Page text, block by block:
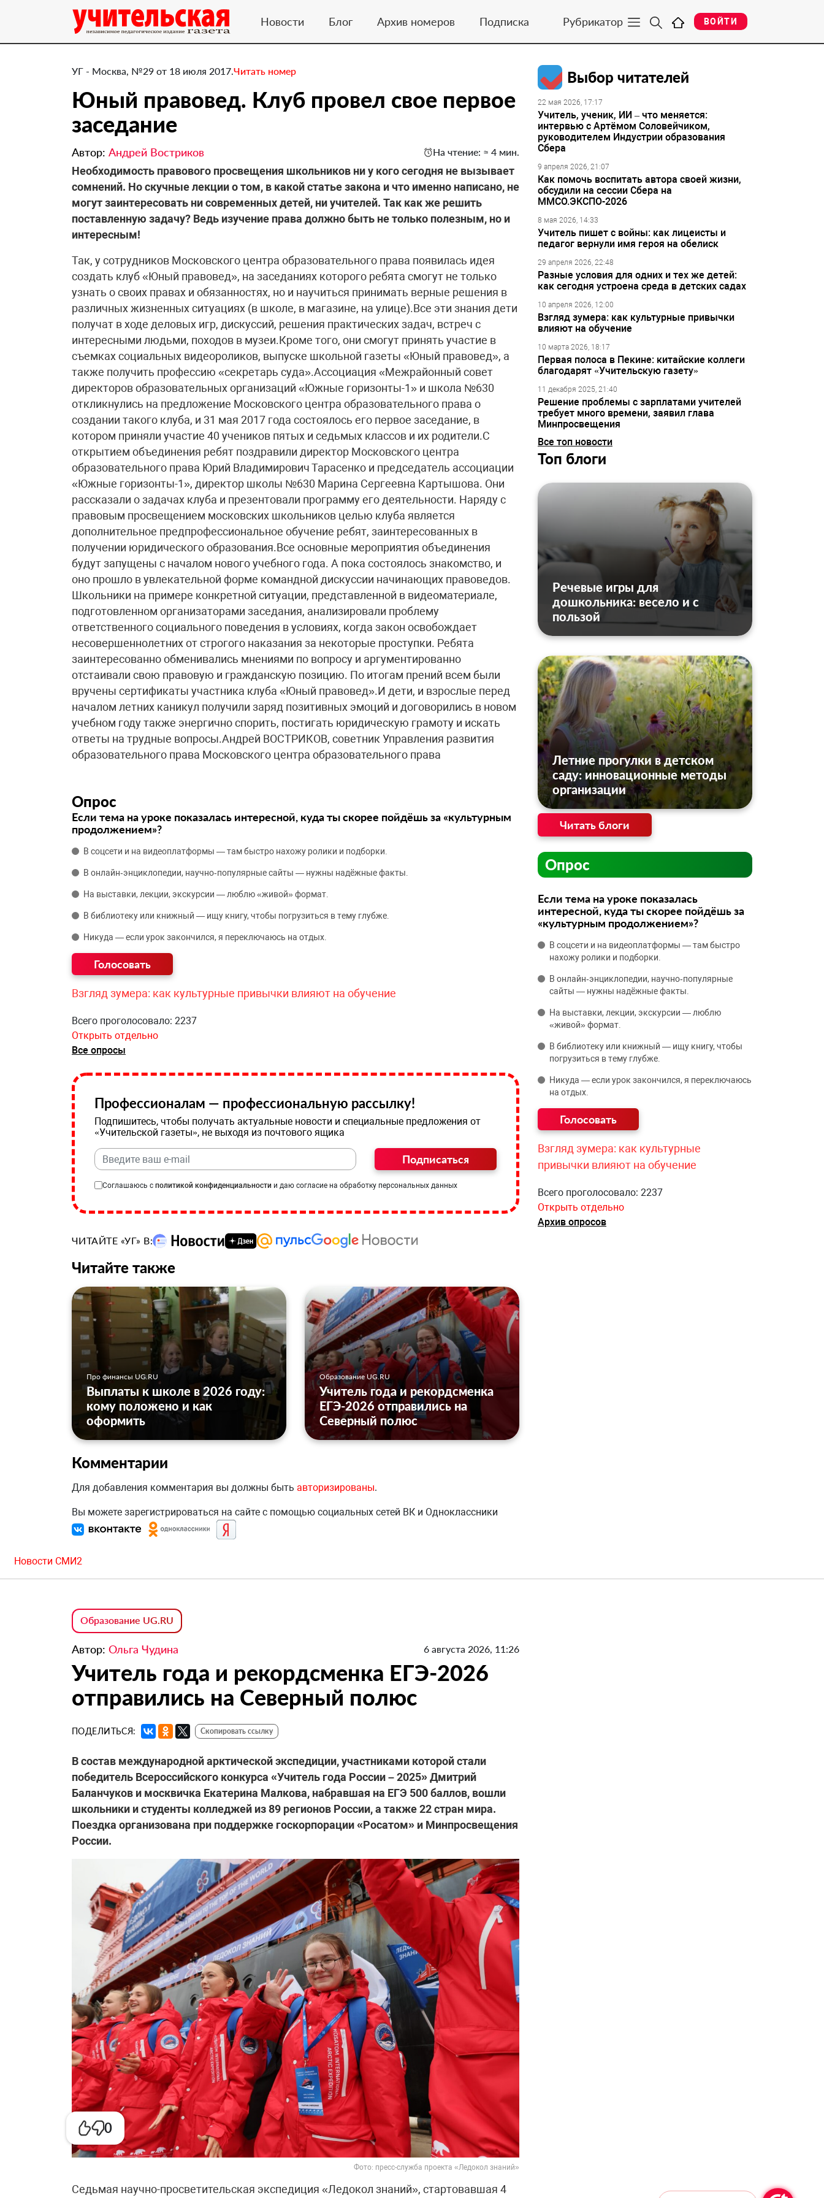
Новости Блог Архив номеров Подписка Рубрикатор ВОЙТИ
0
УГ - Москва, №29 от 18 июля 2017.Читать номер
Юный правовед. Клуб провел свое первое
заседание
Автор: Андрей Востриков На чтение: ≈ 4 мин.
​Необходимость правового просвещения школьников ни у кого сегодня не вызывает
сомнений. Но скучные лекции о том, в какой статье закона и что именно написано, не
могут заинтересовать ни современных детей, ни учителей. Так как же решить
поставленную задачу? Ведь изучение права должно быть не только полезным, но и
интересным!
Так, у сотрудников Московского центра образовательного права появилась идея
создать клуб «Юный правовед», на заседаниях которого ребята смогут не только
узнать о своих правах и обязанностях, но и научиться принимать верные решения в
различных жизненных ситуациях (в школе, в магазине, на улице).Все эти знания дети
получат в ходе деловых игр, дискуссий, решения практических задач, встреч с
интересными людьми, походов в музеи.Кроме того, они смогут принять участие в
съемках социальных видеороликов, выпуске школьной газеты «Юный правовед», а
также получить профессию «секретарь суда».Ассоциация «Межрайонный совет
директоров образовательных организаций «Южные горизонты-1» и школа №630
откликнулись на предложение Московского центра образовательного права о
создании такого клуба, и 31 мая 2017 года состоялось его первое заседание, в
котором приняли участие 40 учеников пятых и седьмых классов и их родители.С
открытием объединения ребят поздравили директор Московского центра
образовательного права Юрий Владимирович Тарасенко и председатель ассоциации
«Южные горизонты-1», директор школы №630 Марина Сергеевна Картышова. Они
рассказали о задачах клуба и презентовали программу его деятельности. Наряду с
правовым просвещением московских школьников целью клуба является
дополнительное предпрофессиональное обучение ребят, заинтересованных в
получении юридического образования.Все основные мероприятия объединения
будут запущены с началом нового учебного года. А пока состоялось знакомство, и
оно прошло в увлекательной форме командной дискуссии начинающих правоведов.
Школьники на примере конкретной ситуации, представленной в видеоматериале,
подготовленном организаторами заседания, анализировали проблему
ответственного социального поведения в условиях, когда закон освобождает
несовершеннолетних от строгого наказания за некоторые проступки. Ребята
заинтересованно обменивались мнениями по вопросу и аргументированно
отстаивали свою правовую и гражданскую позицию. По итогам прений всем были
вручены сертификаты участника клуба «Юный правовед».И дети, и взрослые перед
началом летних каникул получили заряд позитивных эмоций и договорились в новом
учебном году также энергично спорить, постигать юридическую грамоту и искать
ответы на трудные вопросы.Андрей ВОСТРИКОВ, советник Управления развития
образовательного права Московского центра образовательного права
Опрос
Если тема на уроке показалась интересной, куда ты скорее пойдёшь за «культурным
продолжением»?
В соцсети и на видеоплатформы — там быстро нахожу ролики и подборки.
В онлайн‑энциклопедии, научно‑популярные сайты — нужны надёжные факты.
На выставки, лекции, экскурсии — люблю «живой» формат.
В библиотеку или книжный — ищу книгу, чтобы погрузиться в тему глубже.
Никуда — если урок закончился, я переключаюсь на отдых.
Взгляд зумера: как культурные привычки влияют на обучение
Всего проголосовало: 2237
Открыть отдельно
Все опросы
Профессионалам — профессиональную рассылку!
Подпишитесь, чтобы получать актуальные новости и специальные предложения от
«Учительской газеты», не выходя из почтового ящика
Подписаться
Соглашаюсь с политикой конфиденциальности и даю согласие на обработку персональных данных
ЧИТАЙТЕ «УГ» В:
Читайте также
Про финансы UG.RU
Выплаты к школе в 2026 году:
кому положено и как
оформить
Образование UG.RU
Учитель года и рекордсменка
ЕГЭ-2026 отправились на
Северный полюс
Комментарии
Для добавления комментария вы должны быть авторизированы.
Вы можете зарегистрироваться на сайте с помощью социальных сетей ВК и Одноклассники
Выбор читателей
22 мая 2026, 17:17
Учитель, ученик, ИИ – что меняется:
интервью с Артёмом Соловейчиком,
руководителем Индустрии образования
Сбера
9 апреля 2026, 21:07
Как помочь воспитать автора своей жизни,
обсудили на сессии Сбера на
ММСО.ЭКСПО-2026
8 мая 2026, 14:33
Учитель пишет с войны: как лицеисты и
педагог вернули имя героя на обелиск
29 апреля 2026, 22:48
Разные условия для одних и тех же детей:
как сегодня устроена среда в детских садах
10 апреля 2026, 12:00
Взгляд зумера: как культурные привычки
влияют на обучение
10 марта 2026, 18:17
Первая полоса в Пекине: китайские коллеги
благодарят «Учительскую газету»
11 декабря 2025, 21:40
Решение проблемы с зарплатами учителей
требует много времени, заявил глава
Минпросвещения
Все топ новости
Топ блоги
Речевые игры для
дошкольника: весело и с
пользой
Летние прогулки в детском
саду: инновационные методы
организации
Читать блоги
Опрос
Если тема на уроке показалась
интересной, куда ты скорее пойдёшь за
«культурным продолжением»?
В соцсети и на видеоплатформы — там быстро
нахожу ролики и подборки.
В онлайн‑энциклопедии, научно‑популярные
сайты — нужны надёжные факты.
На выставки, лекции, экскурсии — люблю
«живой» формат.
В библиотеку или книжный — ищу книгу, чтобы
погрузиться в тему глубже.
Никуда — если урок закончился, я переключаюсь
на отдых.
Взгляд зумера: как культурные
привычки влияют на обучение
Всего проголосовало: 2237
Открыть отдельно
Архив опросов
Новости СМИ2
Образование UG.RU
Автор: Ольга Чудина 6 августа 2026, 11:26
Учитель года и рекордсменка ЕГЭ-2026
отправились на Северный полюс
ПОДЕЛИТЬСЯ: Скопировать ссылку
В состав международной арктической экспедиции, участниками которой стали
победитель Всероссийского конкурса «Учитель года России – 2025» Дмитрий
Баланчуков и москвичка Екатерина Малкова, набравшая на ЕГЭ 500 баллов, вошли
школьники и студенты колледжей из 89 регионов России, а также 22 стран мира.
Поездка организована при поддержке госкорпорации «Росатом» и Минпросвещения
России.
Фото: пресс-служба проекта «Ледокол знаний»
Седьмая научно-просветительская экспедиция «Ледокол знаний», стартовавшая 4